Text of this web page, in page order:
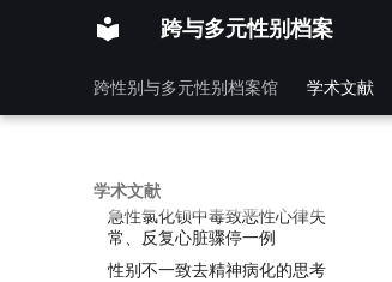
跨与多元性别档案
跨性别与多元性别档案馆 学术文献
学术文献
彭晓辉_性科学概论_高等院校教
材_2002
從「性別認同障礙」到「性別不
安」
元
急性氯化钡中毒致恶性心律失
常、反复心脏骤停一例
性别不一致去精神病化的思考